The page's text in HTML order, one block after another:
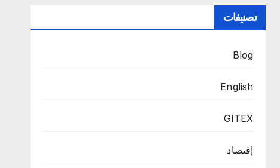
تصنيفات
Blog
English
GITEX
إقتصاد